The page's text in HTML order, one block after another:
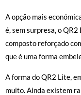
A opção mais
é, sem surpresa, o
composto reforçado
que é uma forma
A forma do QR2 Lite,
muito. Ainda existem